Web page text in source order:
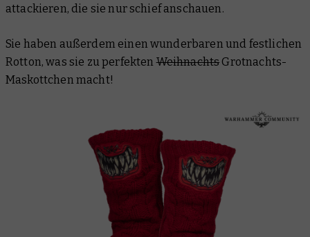
attackieren, die sie nur schief anschauen.
Sie haben außerdem einen wunderbaren und festlichen
Rotton, was sie zu perfektenWeihnachts Grotnachts-
Maskottchen macht!